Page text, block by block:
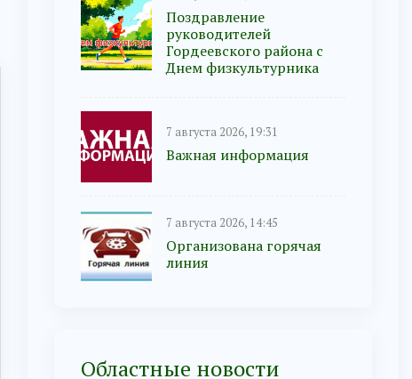
Поздравление
руководителей
Гордеевского района с
Днем физкультурника
7 августа 2026, 19:31
Важная информация
7 августа 2026, 14:45
Организована горячая
линия
Областные новости